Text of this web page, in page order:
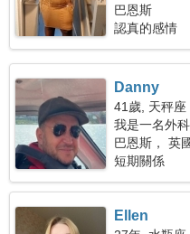
巴恩斯
認真的感情
Danny
41歲, 天秤座
我是一名外
巴恩斯， 英
短期關係
Ellen